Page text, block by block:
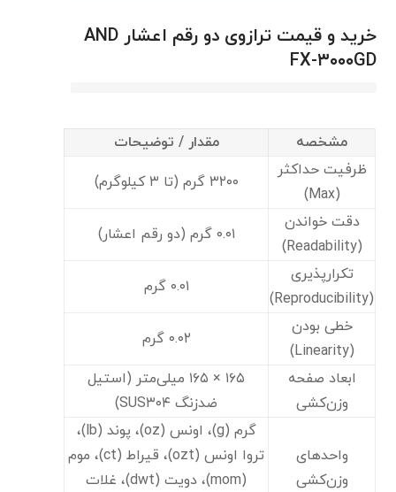
خرید و قیمت ترازوی دو رقم اعشار AND
FX-۳۰۰۰GD
مشخصه
مقدار / توضیحات
ظرفیت حداکثر
(Max)
۳۲۰۰ گرم (تا ۳ کیلوگرم)
دقت خواندن
(Readability)
۰.۰۱ گرم (دو رقم اعشار)
تکرارپذیری
(Reproducibility)
۰.۰۱ گرم
خطی بودن
(Linearity)
۰.۰۲ گرم
ابعاد صفحه
وزن‌کشی
۱۶۵ × ۱۶۵ میلی‌متر (استیل
ضدزنگ SUS۳۰۴)
واحدهای
وزن‌کشی
گرم (g)، اونس (oz)، پوند (lb)،
تروا اونس (ozt)، قیراط (ct)، موم
(mom)، دویت (dwt)، غلات